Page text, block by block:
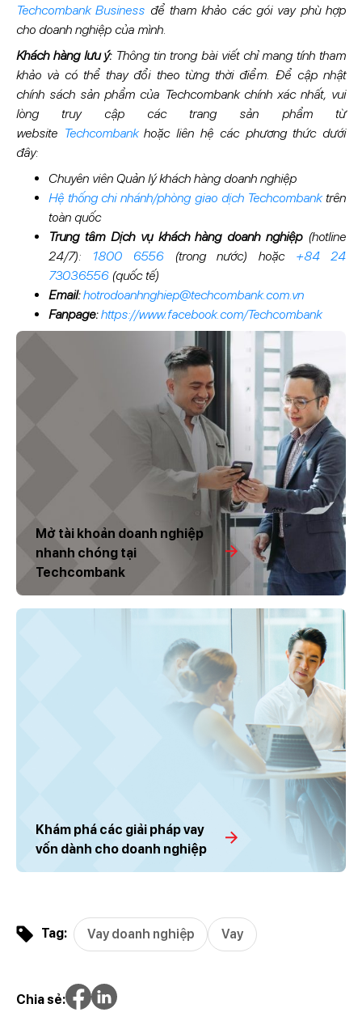
Techcombank Business để tham khảo các gói vay phù hợp
cho doanh nghiệp của mình.
Khách hàng lưu ý: Thông tin trong bài viết chỉ mang tính tham
khảo và có thể thay đổi theo từng thời điểm. Để cập nhật
chính sách sản phẩm của Techcombank chính xác nhất, vui
lòng truy cập các trang sản phẩm từ
website Techcombankhoặc liên hệ các phương thức dưới
đây:
Chuyên viên Quản lý khách hàng doanh nghiệp
Hệ thống chi nhánh/phòng giao dịch Techcombanktrên
toàn quốc
Trung tâm Dịch vụ khách hàng doanh nghiệp(hotline
24/7):
1800 6556(trong nước) hoặc +84 24
73036556(quốc tế)
Email: hotrodoanhnghiep@techcombank.com.vn
Fanpage: https://www.facebook.com/Techcombank
Mở tài khoản doanh nghiệp
nhanh chóng tại
Techcombank
Khám phá các giải pháp vay
vốn dành cho doanh nghiệp
Tag: Vay doanh nghiệp Vay
Chia sẻ: